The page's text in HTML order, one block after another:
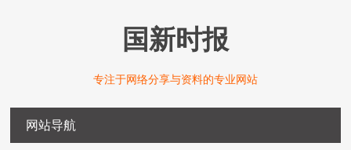
国新时报
专注于网络分享与资料的专业网站
网站导航